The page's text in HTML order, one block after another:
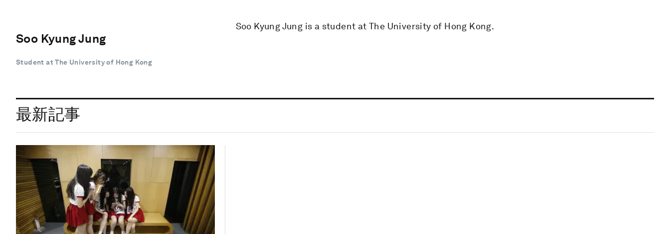
Soo Kyung Jung
Student at The University of Hong Kong
Soo Kyung Jung is a student at The University of Hong Kong.
最新記事